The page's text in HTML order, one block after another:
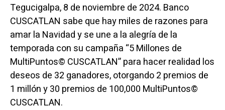
Tegucigalpa, 8 de noviembre de 2024. Banco
CUSCATLAN sabe que hay miles de razones para
amar la Navidad y se une a la alegría de la
temporada con su campaña “5 Millones de
MultiPuntos© CUSCATLAN” para hacer realidad los
deseos de 32 ganadores, otorgando 2 premios de
1 millón y 30 premios de 100,000 MultiPuntos©
CUSCATLAN.